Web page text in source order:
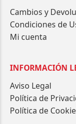
Cambios y
Condiciones de
Mi cuenta
INFORMACIÓN
Aviso Legal
Política de
Política de